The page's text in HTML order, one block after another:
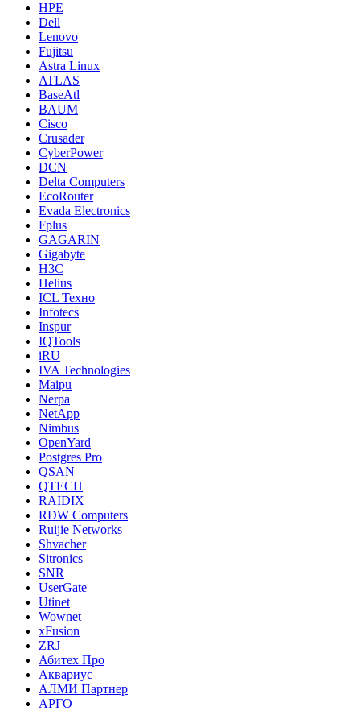
HPE
Dell
Lenovo
Fujitsu
Astra Linux
ATLAS
BaseAtl
BAUM
Cisco
Crusader
CyberPower
DCN
Delta Computers
EcoRouter
Evada Electronics
Fplus
GAGARIN
Gigabyte
H3C
Helius
ICL Техно
Infotecs
Inspur
IQTools
iRU
IVA Technologies
Maipu
Nerpa
NetApp
Nimbus
OpenYard
Postgres Pro
QSAN
QTECH
RAIDIX
RDW Computers
Ruijie Networks
Shvacher
Sitronics
SNR
UserGate
Utinet
Wownet
xFusion
ZRJ
Абитех Про
Аквариус
АЛМИ Партнер
АРГО